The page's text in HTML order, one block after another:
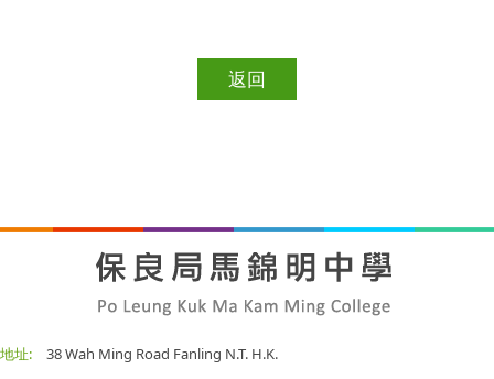
返回
地址: 38 Wah Ming Road Fanling N.T. H.K.